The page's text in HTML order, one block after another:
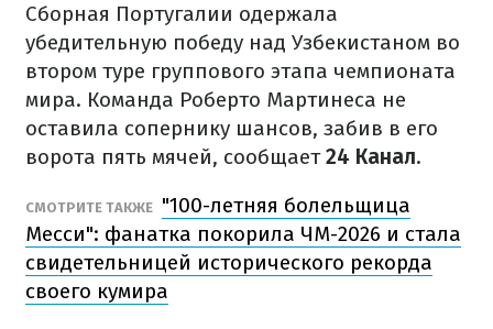
Сборная Португалии одержала
убедительную победу над Узбекистаном во
втором туре группового этапа чемпионата
мира. Команда Роберто Мартинеса не
оставила сопернику шансов, забив в его
ворота пять мячей, сообщает24 Канал.
СМОТРИТЕ ТАКЖЕ "100-летняя болельщица
Месси": фанатка покорила ЧМ-2026 и стала
свидетельницей исторического рекорда
своего кумира